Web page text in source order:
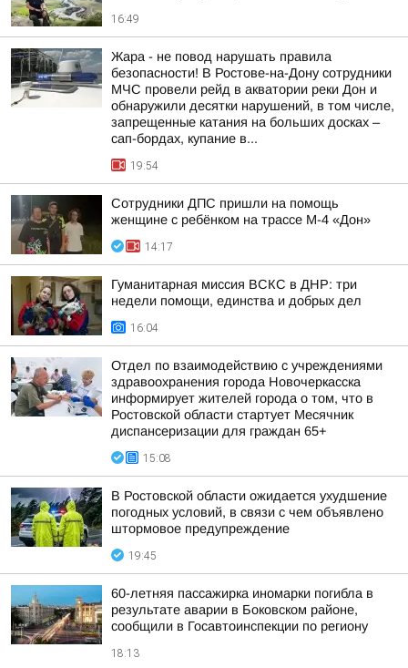
16:49
Жара - не повод нарушать правила
безопасности! В Ростове-на-Дону сотрудники
МЧС провели рейд в акватории реки Дон и
обнаружили десятки нарушений, в том числе,
запрещенные катания на больших досках –
сап-бордах, купание в...
19:54
Сотрудники ДПС пришли на помощь
женщине с ребёнком на трассе М-4 «Дон»
14:17
Гуманитарная миссия ВСКС в ДНР: три
недели помощи, единства и добрых дел
16:04
Отдел по взаимодействию с учреждениями
здравоохранения города Новочеркасска
информирует жителей города о том, что в
Ростовской области стартует Месячник
диспансеризации для граждан 65+
15:08
В Ростовской области ожидается ухудшение
погодных условий, в связи с чем объявлено
штормовое предупреждение
19:45
60-летняя пассажирка иномарки погибла в
результате аварии в Боковском районе,
сообщили в Госавтоинспекции по региону
18:13